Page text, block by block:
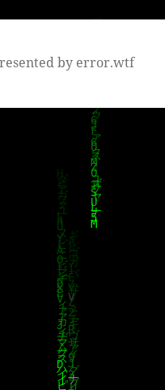
by error.wtf